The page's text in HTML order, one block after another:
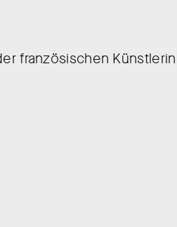
französischen Künstlerin